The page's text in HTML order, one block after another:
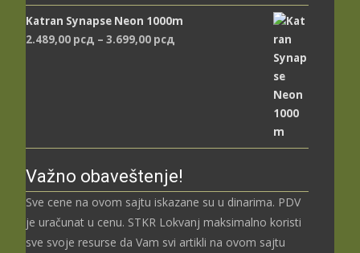
Katran Synapse Neon 1000m
2.489,00 рсд – 3.699,00 рсд
Važno obaveštenje!
Sve cene na ovom sajtu iskazane su u dinarima. PDV
je uračunat u cenu. STKR Lokvanj maksimalno koristi
sve svoje resurse da Vam svi artikli na ovom sajtu